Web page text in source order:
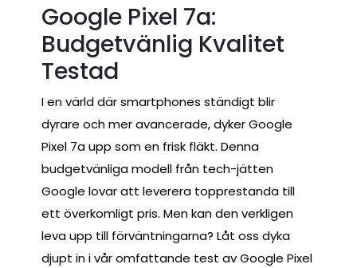
Google Pixel 7a:
Budgetvänlig Kvalitet
Testad
I en värld där smartphones ständigt blir
dyrare och mer avancerade, dyker Google
Pixel 7a upp som en frisk fläkt. Denna
budgetvänliga modell från tech-jätten
Google lovar att leverera topprestanda till
ett överkomligt pris. Men kan den verkligen
leva upp till förväntningarna? Låt oss dyka
djupt in i vår omfattande test av Google Pixel